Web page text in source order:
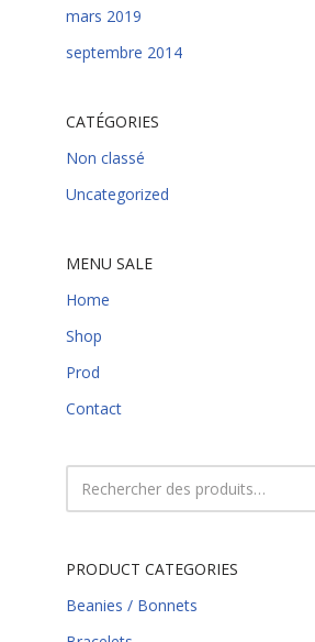
mars 2019
septembre 2014
CATÉGORIES
Non classé
Uncategorized
MENU SALE
Home
Shop
Prod
Contact
PRODUCT CATEGORIES
Beanies / Bonnets